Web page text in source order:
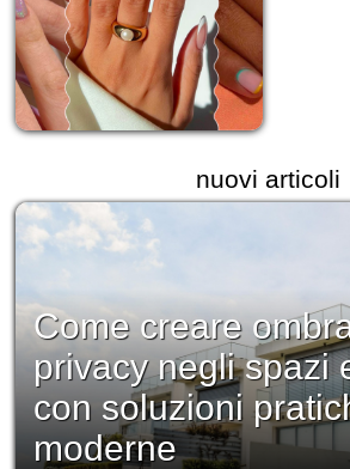
nuovi articoli
Come creare
privacy negli spazi
con soluzioni
moderne